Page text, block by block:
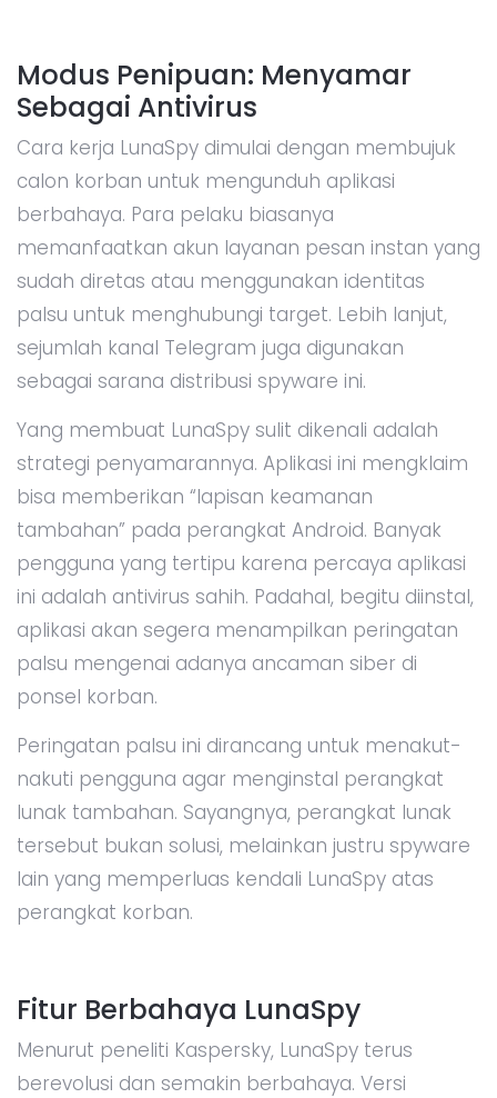
Modus Penipuan: Menyamar
Sebagai Antivirus
Cara kerja LunaSpy dimulai dengan membujuk
calon korban untuk mengunduh aplikasi
berbahaya. Para pelaku biasanya
memanfaatkan akun layanan pesan instan yang
sudah diretas atau menggunakan identitas
palsu untuk menghubungi target. Lebih lanjut,
sejumlah kanal Telegram juga digunakan
sebagai sarana distribusi spyware ini.
Yang membuat LunaSpy sulit dikenali adalah
strategi penyamarannya. Aplikasi ini mengklaim
bisa memberikan “lapisan keamanan
tambahan” pada perangkat Android. Banyak
pengguna yang tertipu karena percaya aplikasi
ini adalah antivirus sahih. Padahal, begitu diinstal,
aplikasi akan segera menampilkan peringatan
palsu mengenai adanya ancaman siber di
ponsel korban.
Peringatan palsu ini dirancang untuk menakut-
nakuti pengguna agar menginstal perangkat
lunak tambahan. Sayangnya, perangkat lunak
tersebut bukan solusi, melainkan justru spyware
lain yang memperluas kendali LunaSpy atas
perangkat korban.
Fitur Berbahaya LunaSpy
Menurut peneliti Kaspersky, LunaSpy terus
berevolusi dan semakin berbahaya. Versi